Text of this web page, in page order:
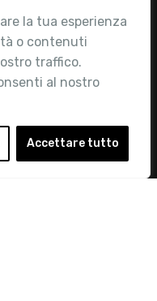
la tua esperienza
o contenuti
traffico.
al nostro
Accettare tutto